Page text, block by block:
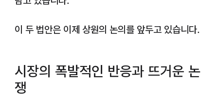
이 두 법안은 이제 상원의 논의를 앞두고 있습니다.
시장의 폭발적인 반응과 뜨거운 논
쟁